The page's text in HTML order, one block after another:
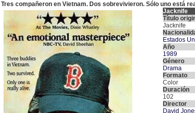
Tres compañeron en Vietnam. Dos sobrevivieron. Sólo uno está
Jacknife
Título
Jacknife
Estados
Año
1989
Género
Drama
Formato
Color
Duración
102
Director
David